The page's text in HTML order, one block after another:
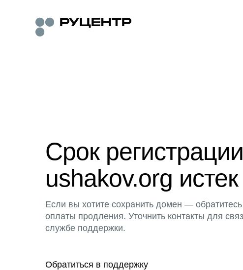
Срок
ushakov.org истек
Если вы хотите сохранить домен —
оплаты продления. Уточнить контакты для
службе поддержки.
Обратиться в поддержку